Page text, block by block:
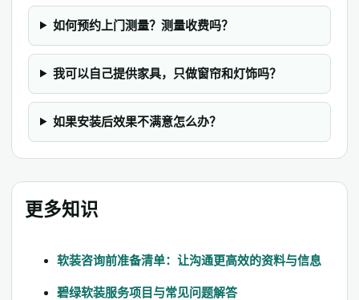
如何预约上门测量？测量收费吗？
我可以自己提供家具，只做窗帘和灯饰吗？
如果安装后效果不满意怎么办？
更多知识
软装咨询前准备清单：让沟通更高效的资料与信息
碧绿软装服务项目与常见问题解答